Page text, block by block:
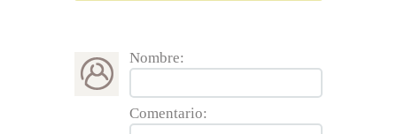
Nombre:
Comentario: